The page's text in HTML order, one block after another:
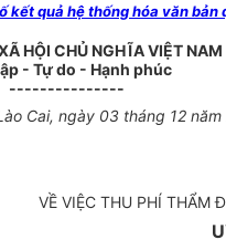
quả hệ thống hóa văn
HỘI CHỦ NGHĨA VIỆT NAM
- Tự do - Hạnh phúc
---------------
Cai, ngày 03 tháng 12 năm
VỀ VIỆC THU PHÍ THẨM